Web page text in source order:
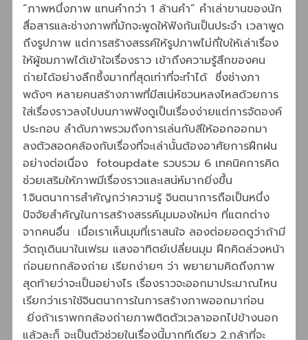
“ภาพหนึ่งภาพ แทนคำกว่า 1 ล้านคำ” คำเล่าขานของนัก
สื่อสารและช่างภาพที่มักจะพูดให้ฟังกันเป็นประจำ เวลาพูด
ถึงรูปภาพ แต่การสร้างสรรค์ให้รูปภาพไม่กี่ใบให้เล่าเรื่อง
ให้ผู้ชมภาพได้เข้าใจเรื่องราว เข้าถึงความรู้สึกของคน
ถ่ายได้อย่างลึกซึ้งมากที่สุดเท่าที่จะทำได้ ซึ่งช่างภา
พดังๆ หลายคนสร้างภาพที่มีสเน่ห์ชวนหลงไหลด้วยการ
ใส่เรื่องราวลงไปบนภาพฟังดูเป็นเรื่องง่ายแต่การจัดองค์
ประกอบ ลำดับภาพรวมถึงการเล่นกับสีให้ออกออกมา
ลงตัวสอดคล้องกับเรื่องที่จะเล่านั้นต้องอาศัยการฝึกฝน
อย่างต่อเนื่อง fotoupdate รวบรวม 6 เทคนิคการคิด
ช่วยเสริมให้ภาพมีเรื่องราวและเสน่ห์มากยิ่งขึ้น
1.จินตนาการสำคัญกว่าความรู้ จินตนาการถือเป็นหนึ่ง
ปัจจัยสำคัญในการสร้างสรรค์มุมมองใหม่ๆ ที่แตกต่าง
จากคนอื่น เมื่อเราเห็นมุมที่เราสนใจ ลองต่อยอดดูว่าถ้ามี
วัตถุเดินมาในเฟรม แสงอาทิตย์เปลี่ยนมุม ฝึกคิดล่วงหน้า
ก่อนยกกล้องถ่าย เรียกง่ายๆ ว่า พยายามคิดถึงภาพ
สุดท้ายว่าจะเป็นอย่างไร เรื่องราวจะออกมาประมาณไหน
เรียกว่าเราใช้จินตนาการในการสร้างภาพออกมาก่อน
ยิ่งถ้าเราพกกล้องถ่ายภาพติดตัวเวลาออกไปข้างนอก
แล้วละก็ จะเป็นตัวช่วยในเรื่องนี้มากทีเดียว 2.กล้าที่จะ